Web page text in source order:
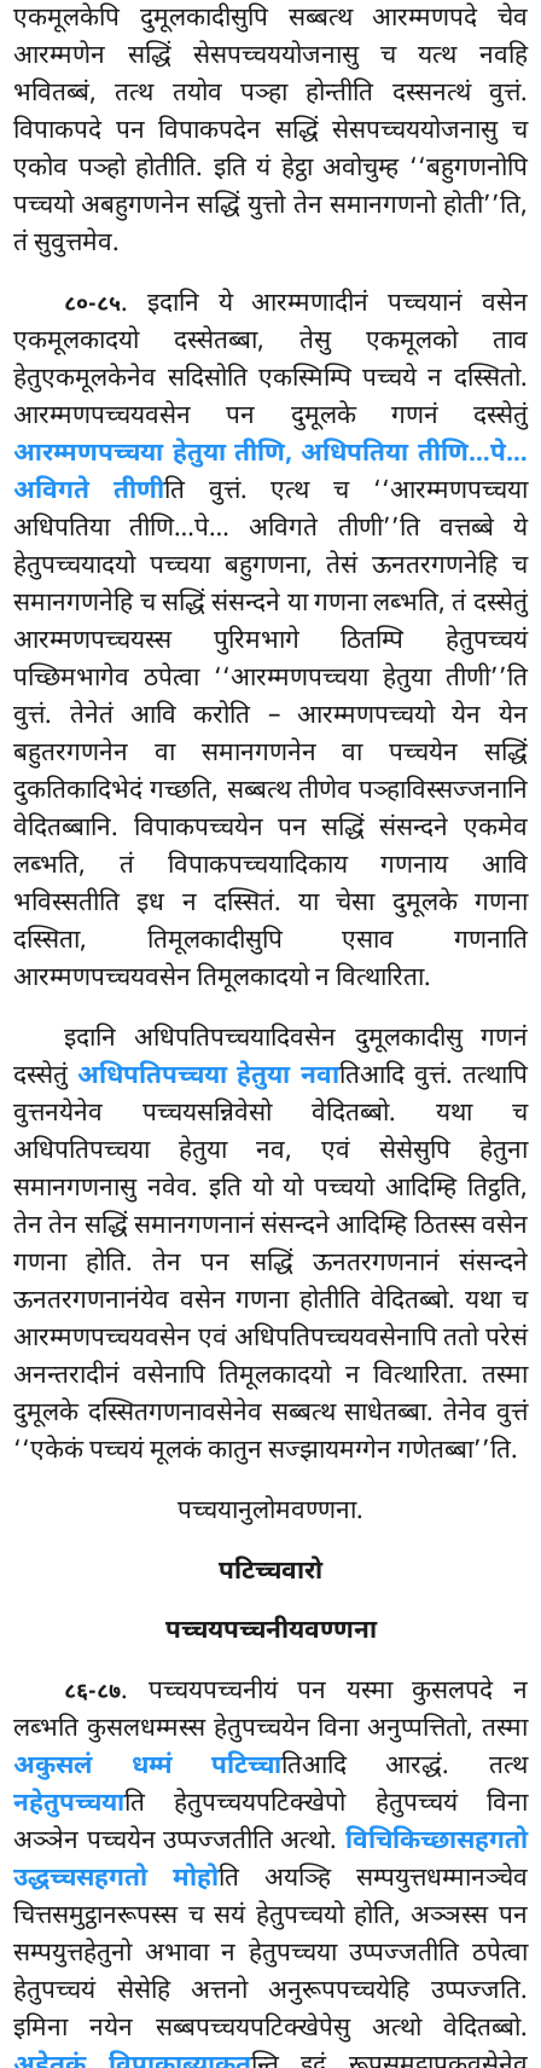
एकमूलकेपि दुमूलकादीसुपि सब्बत्थआरम्मणपदे चेव
आरम्मणेन सद्धिं सेसपच्चययोजनासु च यत्थ नवहि
भवितब्बं, तत्थ तयोव पञ्हा होन्तीति दस्सनत्थं वुत्तं.
विपाकपदे पन विपाकपदेन सद्धिं सेसपच्चययोजनासु च
एकोव पञ्हो होतीति. इति यं हेट्ठा अवोचुम्ह ‘‘बहुगणनोपि
पच्चयो अबहुगणनेन सद्धिं युत्तो तेन समानगणनो होती’’ति,
तं सुवुत्तमेव.
८०-८५. इदानि ये आरम्मणादीनं पच्चयानं वसेन
एकमूलकादयो दस्सेतब्बा, तेसु एकमूलको ताव
हेतुएकमूलकेनेव सदिसोति एकस्मिम्पि पच्चये न दस्सितो.
आरम्मणपच्चयवसेन पन दुमूलके गणनं दस्सेतुं
आरम्मणपच्चया हेतुया तीणि, अधिपतिया तीणि…पे…
अविगते तीणीति वुत्तं. एत्थ च ‘‘आरम्मणपच्चया
अधिपतिया तीणि…पे… अविगते तीणी’’ति वत्तब्बे ये
हेतुपच्चयादयो पच्चया बहुगणना, तेसं ऊनतरगणनेहि च
समानगणनेहि च सद्धिं संसन्दने या गणना लब्भति, तं दस्सेतुं
आरम्मणपच्चयस्स पुरिमभागे ठितम्पि हेतुपच्चयं
पच्छिमभागेव ठपेत्वा ‘‘आरम्मणपच्चया हेतुया तीणी’’ति
वुत्तं. तेनेतं आवि करोति – आरम्मणपच्चयो येन येन
बहुतरगणनेन वा समानगणनेन वा पच्चयेन सद्धिं
दुकतिकादिभेदं गच्छति, सब्बत्थ तीणेव पञ्हाविस्सज्जनानि
वेदितब्बानि. विपाकपच्चयेन पन सद्धिं संसन्दने एकमेव
लब्भति, तं विपाकपच्चयादिकाय गणनाय आवि
भविस्सतीति इध न दस्सितं. या चेसा दुमूलके गणना
दस्सिता, तिमूलकादीसुपि एसाव गणनाति
आरम्मणपच्चयवसेन तिमूलकादयो न वित्थारिता.
इदानि अधिपतिपच्चयादिवसेन दुमूलकादीसु गणनं
दस्सेतुंअधिपतिपच्चया हेतुया नवातिआदि वुत्तं. तत्थापि
वुत्तनयेनेव पच्चयसन्निवेसो वेदितब्बो. यथा च
अधिपतिपच्चया हेतुया नव, एवं सेसेसुपि हेतुना
समानगणनासु नवेव. इति यो यो पच्चयो आदिम्हि तिट्ठति,
तेन तेन सद्धिं समानगणनानं संसन्दने आदिम्हि ठितस्स वसेन
गणना होति. तेन पन सद्धिं ऊनतरगणनानं संसन्दने
ऊनतरगणनानंयेव वसेन गणना होतीति वेदितब्बो. यथा च
आरम्मणपच्चयवसेन एवं अधिपतिपच्चयवसेनापि ततो परेसं
अनन्तरादीनं वसेनापि तिमूलकादयो न वित्थारिता. तस्मा
दुमूलके दस्सितगणनावसेनेव सब्बत्थ साधेतब्बा. तेनेव वुत्तं
‘‘एकेकं पच्चयं मूलकं कातुन सज्झायमग्गेन गणेतब्बा’’ति.
पच्चयानुलोमवण्णना.
पटिच्चवारो
पच्चयपच्चनीयवण्णना
८६-८७. पच्चयपच्चनीयं पन यस्मा कुसलपदे न
लब्भति कुसलधम्मस्स हेतुपच्चयेन विना अनुप्पत्तितो, तस्मा
अकुसलं धम्मं पटिच्चातिआदि आरद्धं. तत्थ
नहेतुपच्चयाति हेतुपच्चयपटिक्खेपो हेतुपच्चयं विना
अञ्ञेन पच्चयेन उप्पज्जतीति अत्थो. विचिकिच्छासहगतो
उद्धच्चसहगतो मोहोति अयञ्हि सम्पयुत्तधम्मानञ्चेव
चित्तसमुट्ठानरूपस्स च सयं हेतुपच्चयो होति, अञ्ञस्स पन
सम्पयुत्तहेतुनो अभावा न हेतुपच्चया उप्पज्जतीति ठपेत्वा
हेतुपच्चयं सेसेहि अत्तनो अनुरूपपच्चयेहि उप्पज्जति.
इमिना नयेन सब्बपच्चयपटिक्खेपेसु अत्थो वेदितब्बो.